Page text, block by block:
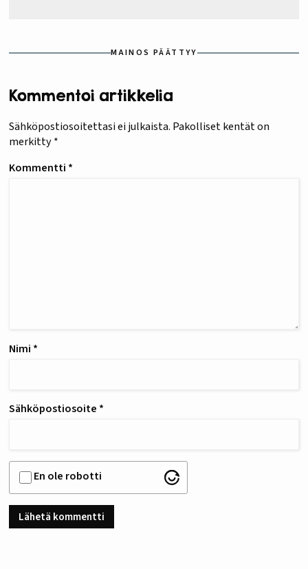
MAINOS PÄÄTTYY
Kommentoi artikkelia
Sähköpostiosoitettasi ei julkaista. Pakolliset kentät on
merkitty*
Kommentti *
Nimi *
Sähköpostiosoite *
En ole robotti